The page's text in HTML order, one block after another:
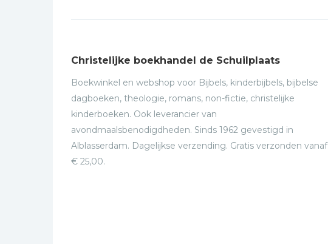
Christelijke boekhandel de Schuilplaats
Boekwinkel en webshop voor Bijbels, kinderbijbels, bijbelse
dagboeken, theologie, romans, non-fictie, christelijke
kinderboeken. Ook leverancier van
avondmaalsbenodigdheden. Sinds 1962 gevestigd in
Alblasserdam. Dagelijkse verzending. Gratis verzonden vanaf
€ 25,00.